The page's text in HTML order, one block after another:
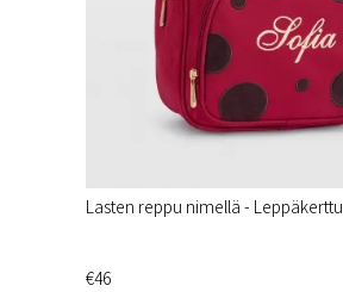
Lasten reppu nimellä - Leppäkerttu
€46